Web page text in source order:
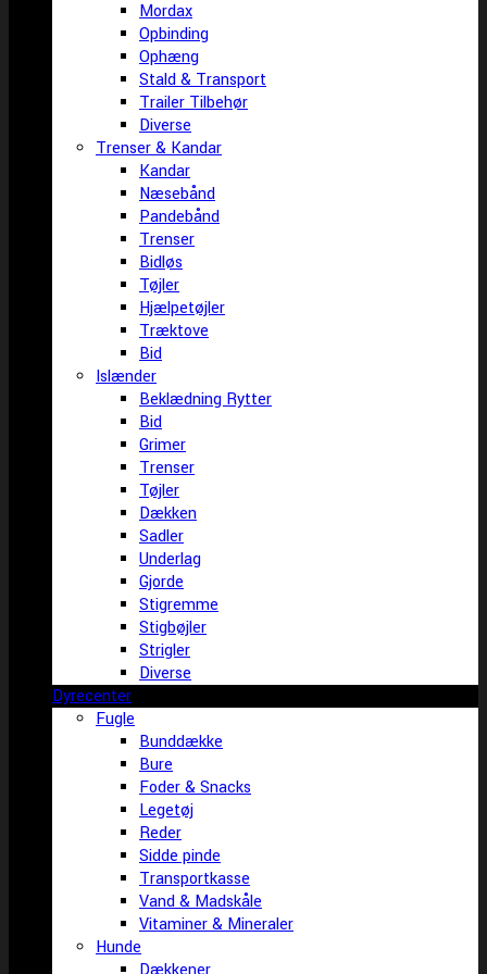
Mordax
Opbinding
Ophæng
Stald & Transport
Trailer Tilbehør
Diverse
Trenser & Kandar
Kandar
Næsebånd
Pandebånd
Trenser
Bidløs
Tøjler
Hjælpetøjler
Træktove
Bid
Islænder
Beklædning Rytter
Bid
Grimer
Trenser
Tøjler
Dækken
Sadler
Underlag
Gjorde
Stigremme
Stigbøjler
Strigler
Diverse
Dyrecenter
Fugle
Bunddække
Bure
Foder & Snacks
Legetøj
Reder
Sidde pinde
Transportkasse
Vand & Madskåle
Vitaminer & Mineraler
Hunde